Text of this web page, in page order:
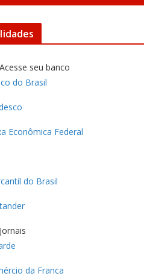
Acesse seu banco
do Brasil
Econômica Federal
do Brasil
Jornais
da Franca